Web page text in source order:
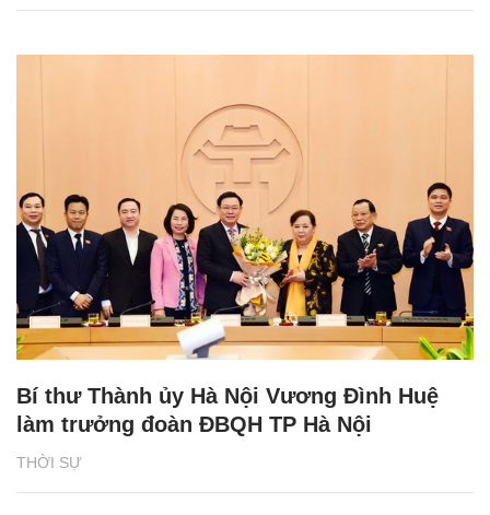
THỜI SỰ
Bí thư Thành ủy Hà Nội Vương Đình Huệ
làm trưởng đoàn ĐBQH TP Hà Nội